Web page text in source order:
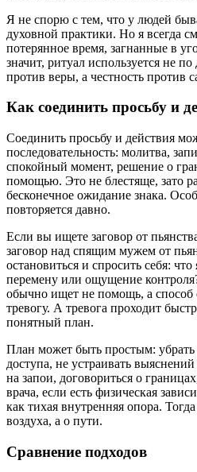
Я не спорю с тем, что у людей
духовной практики. Но я всегда
потерянное время, загнанные в
значит, ритуал используется не
против веры, а честность против
Как соединить просьбу и
Соединить просьбу и действия
последовательность: молитва,
спокойный момент, решение о
помощью. Это не блестяще, зато
бесконечное ожидание знака.
повторяется давно.
Если вы ищете заговор от
заговор над спящим мужем от
остановиться и спросить себя:
перемену или ощущение
обычно ищет не помощь, а способ
тревогу. А тревога проходит
понятный план.
План может быть простым: убрать
доступа, не устраивать
на запои, договориться о
врача, если есть физическая
как тихая внутренняя опора.
воздуха, а о пути.
Сравнение подходов